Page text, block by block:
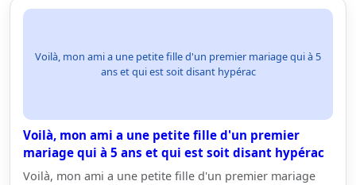
Voilà, mon ami a une petite fille d'un premier mariage qui à 5
ans et qui est soit disant hypérac
Voilà, mon ami a une petite fille d'un premier
mariage qui à 5 ans et qui est soit disant hypérac
Voilà, mon ami a une petite fille d'un premier mariage